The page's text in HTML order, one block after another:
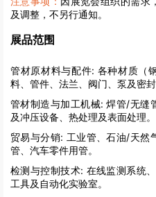
及调整，不另行通知。
展品范围
管材原材料与配件: 各种材质（
料、管件、法兰、阀门、泵及密封
管材制造与加工机械: 焊管/无缝
及冲压设备、热处理及表面处理。
贸易与分销: 工业管、石油/天然
管、汽车零件用管。
检测与控制技术: 在线监测系统
工具及自动化实验室。